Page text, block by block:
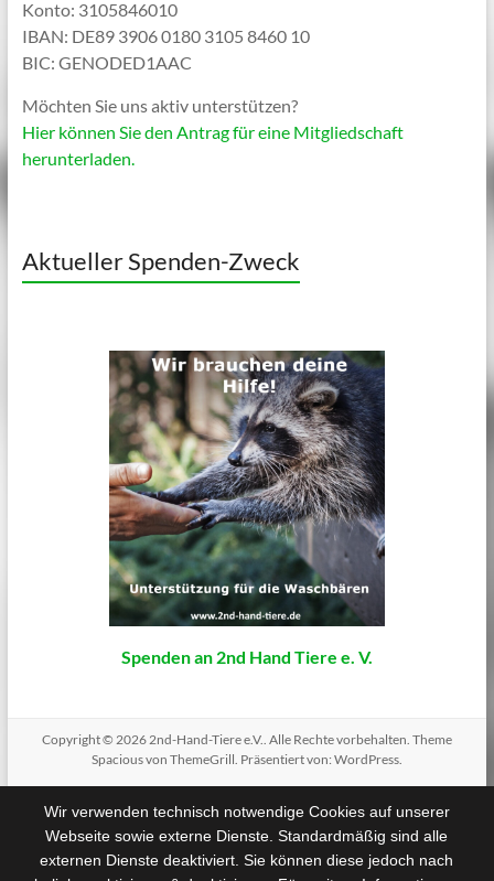
Konto: 3105846010
IBAN: DE89 3906 0180 3105 8460 10
BIC: GENODED1AAC
Möchten Sie uns aktiv unterstützen?
Hier können Sie den Antrag für eine Mitgliedschaft
herunterladen.
Aktueller Spenden-Zweck
Spenden an 2nd Hand Tiere e. V.
Copyright © 20262nd-Hand-Tiere e.V.. Alle Rechte vorbehalten. Theme
Spaciousvon ThemeGrill. Präsentiert von: WordPress.
Wir verwenden technisch notwendige Cookies auf unserer
Webseite sowie externe Dienste. Standardmäßig sind alle
externen Dienste deaktiviert. Sie können diese jedoch nach